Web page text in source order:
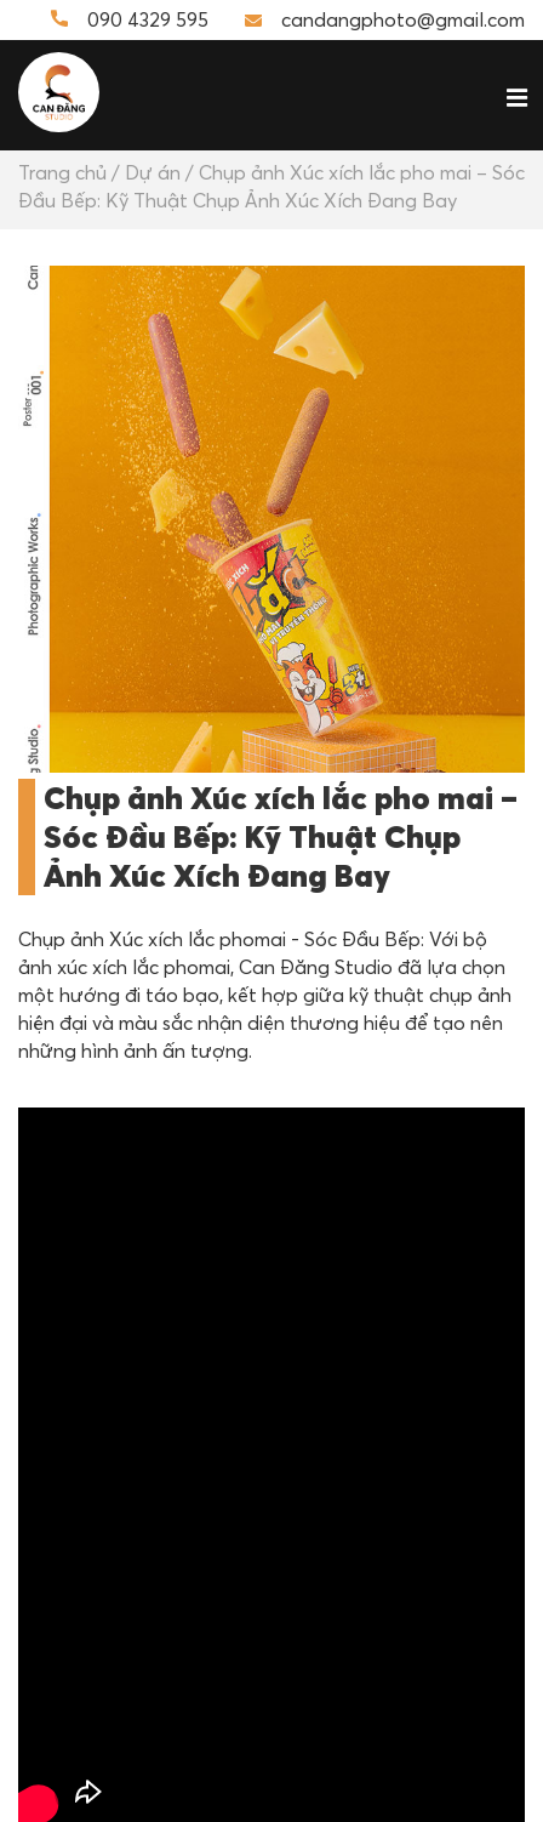
090 4329 595 candangphoto@gmail.com
Trang chủ / Dự án / Chụp ảnh Xúc xích lắc pho mai – Sóc
Đầu Bếp: Kỹ Thuật Chụp Ảnh Xúc Xích Đang Bay
Chụp ảnh Xúc xích lắc pho mai –
Sóc Đầu Bếp: Kỹ Thuật Chụp
Ảnh Xúc Xích Đang Bay
Chụp ảnh Xúc xích lắc phomai - Sóc Đầu Bếp: Với bộ
ảnh xúc xích lắc phomai, Can Đăng Studio đã lựa chọn
một hướng đi táo bạo, kết hợp giữa kỹ thuật chụp ảnh
hiện đại và màu sắc nhận diện thương hiệu để tạo nên
những hình ảnh ấn tượng.